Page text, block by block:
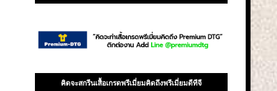
คิดจะสกรีนเสื้อเกรดพรีเมี่ยมคิดถึงพรีเมี่ยมดีทีจี